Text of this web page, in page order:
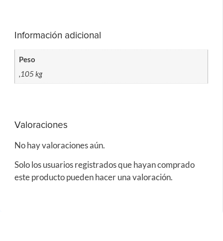
Información adicional
Peso
,105 kg
Valoraciones
No hay valoraciones aún.
Solo los usuarios registrados que hayan comprado
este producto pueden hacer una valoración.